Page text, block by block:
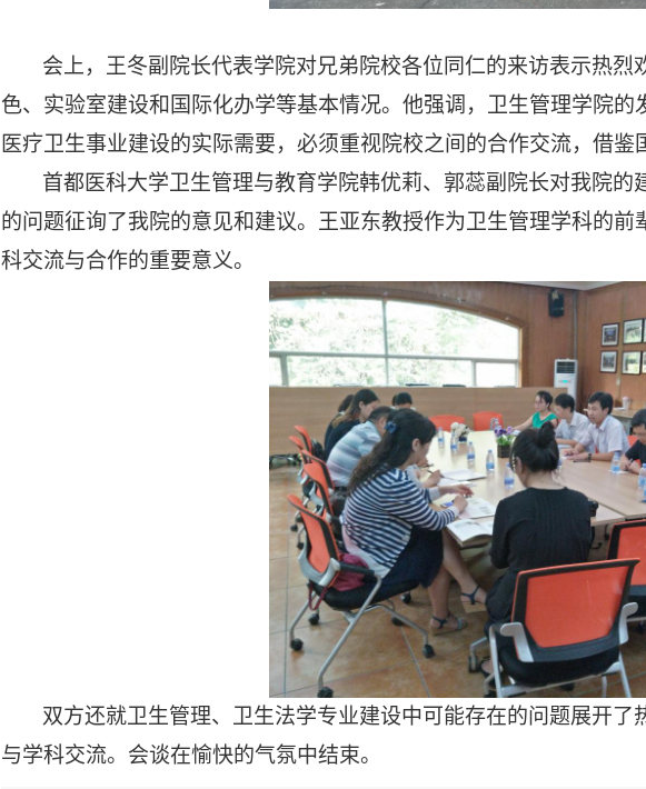
会上，王冬副院长代表学院对兄弟院校各位同仁的来访表示热
色、实验室建设和国际化办学等基本情况。他强调，卫生管理学院
医疗卫生事业建设的实际需要，必须重视院校之间的合作交流，借鉴
首都医科大学卫生管理与教育学院韩优莉、郭蕊副院长对我院
的问题征询了我院的意见和建议。王亚东教授作为卫生管理学科的
科交流与合作的重要意义。
双方还就卫生管理、卫生法学专业建设中可能存在的问题展开
与学科交流。会谈在愉快的气氛中结束。